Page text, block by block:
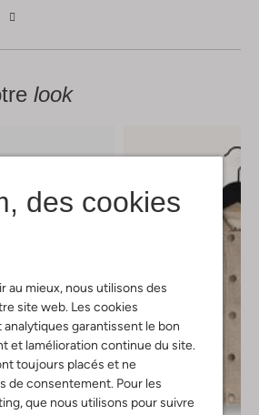
des cookies
au mieux, nous utilisons des
site web. Les cookies
garantissent le bon
et lamélioration continue du site.
toujours placés et ne
de consentement. Pour les
que nous utilisons pour suivre
look